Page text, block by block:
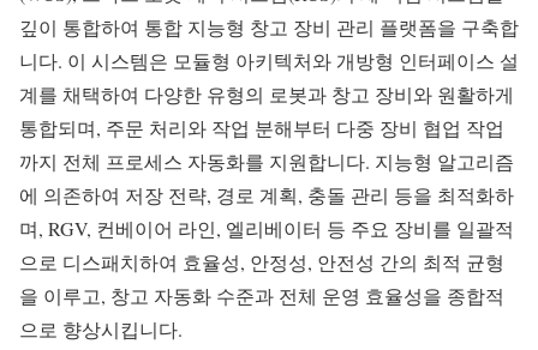
깊이 통합하여 통합 지능형 창고 장비 관리 플랫폼을 구축합
니다. 이 시스템은 모듈형 아키텍처와 개방형 인터페이스 설
계를 채택하여 다양한 유형의 로봇과 창고 장비와 원활하게
통합되며, 주문 처리와 작업 분해부터 다중 장비 협업 작업
까지 전체 프로세스 자동화를 지원합니다. 지능형 알고리즘
에 의존하여 저장 전략, 경로 계획, 충돌 관리 등을 최적화하
며, RGV, 컨베이어 라인, 엘리베이터 등 주요 장비를 일괄적
으로 디스패치하여 효율성, 안정성, 안전성 간의 최적 균형
을 이루고, 창고 자동화 수준과 전체 운영 효율성을 종합적
으로 향상시킵니다.